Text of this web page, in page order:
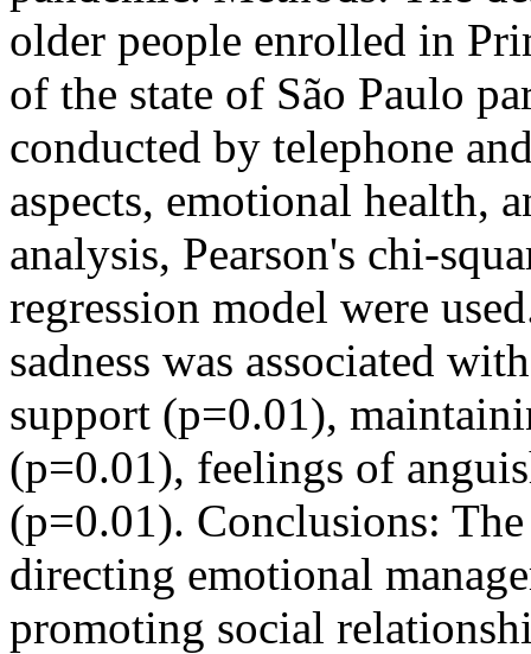
older people enrolled in
of the state of São Paulo
conducted by telephone
aspects, emotional health,
analysis, Pearson's chi-
regression model were
sadness was associated
support (p=0.01),
(p=0.01), feelings of
(p=0.01). Conclusions:
directing emotional
promoting social